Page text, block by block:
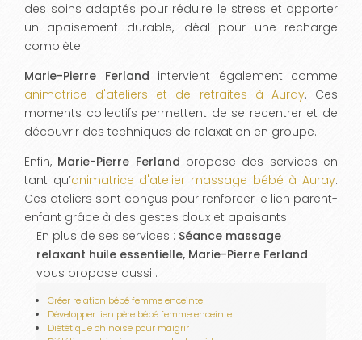
des soins adaptés pour réduire le stress et apporter
un apaisement durable, idéal pour une recharge
complète.
Marie-Pierre Ferland intervient également comme
animatrice d'ateliers et de retraites à Auray. Ces
moments collectifs permettent de se recentrer et de
découvrir des techniques de relaxation en groupe.
Enfin, Marie-Pierre Ferland propose des services en
tant qu’animatrice d'atelier massage bébé à Auray.
Ces ateliers sont conçus pour renforcer le lien parent-
enfant grâce à des gestes doux et apaisants.
En plus de ses services : Séance massage
relaxant huile essentielle, Marie-Pierre Ferland
vous propose aussi :
Créer relation bébé femme enceinte
Développer lien père bébé femme enceinte
Diététique chinoise pour maigrir